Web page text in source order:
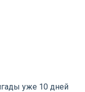
уже 10 дней